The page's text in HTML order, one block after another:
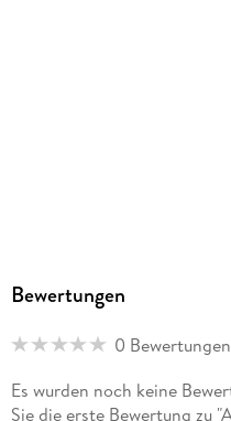
Bewertungen
0 Bewertungen
Es wurden noch keine
Sie die erste Bewertung zu